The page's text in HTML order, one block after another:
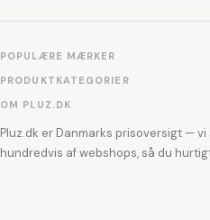
POPULÆRE MÆRKER
PRODUKTKATEGORIER
OM PLUZ.DK
Pluz.dk er Danmarks prisoversigt —
hundredvis af webshops, så du